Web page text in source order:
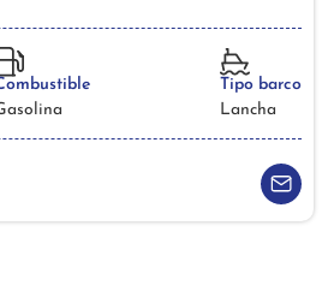
Tipo barco
Lancha